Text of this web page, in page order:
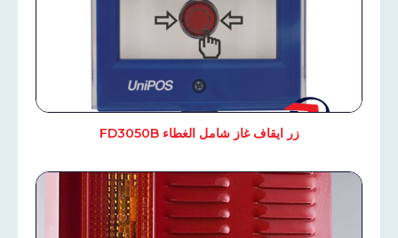
زر ايقاف غاز شامل الغطاء FD3050B